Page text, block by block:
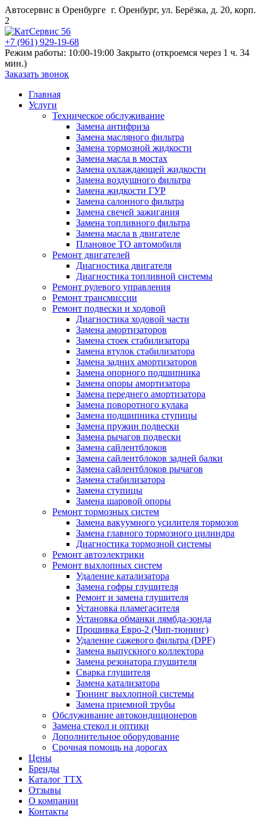
Автосервис в Оренбурге г. Оренбург, ул. Берёзка, д. 20, корп.
2
+7 (961) 929-19-68
Режим работы: 10:00-19:00 Закрыто (откроемся через 1 ч. 34
мин.)
Заказать звонок
Главная
Услуги
Техническое обслуживание
Замена антифриза
Замена масляного фильтра
Замена тормозной жидкости
Замена масла в мостах
Замена охлаждающей жидкости
Замена воздушного фильтра
Замена жидкости ГУР
Замена салонного фильтра
Замена свечей зажигания
Замена топливного фильтра
Замена масла в двигателе
Плановое ТО автомобиля
Ремонт двигателей
Диагностика двигателя
Диагностика топливной системы
Ремонт рулевого управления
Ремонт трансмиссии
Ремонт подвески и ходовой
Диагностика ходовой части
Замена амортизаторов
Замена стоек стабилизатора
Замена втулок стабилизатора
Замена задних амортизаторов
Замена опорного подшипника
Замена опоры амортизатора
Замена переднего амортизатора
Замена поворотного кулака
Замена подшипника ступицы
Замена пружин подвески
Замена рычагов подвески
Замена сайлентблоков
Замена сайлентблоков задней балки
Замена сайлентблоков рычагов
Замена стабилизатора
Замена ступицы
Замена шаровой опоры
Ремонт тормозных систем
Замена вакуумного усилителя тормозов
Замена главного тормозного цилиндра
Диагностика тормозной системы
Ремонт автоэлектрики
Ремонт выхлопных систем
Удаление катализатора
Замена гофры глушителя
Ремонт и замена глушителя
Установка пламегасителя
Установка обманки лямбда-зонда
Прошивка Евро-2 (Чип-тюнинг)
Удаление сажевого фильтра (DPF)
Замена выпускного коллектора
Замена резонатора глушителя
Сварка глушителя
Замена катализатора
Тюнинг выхлопной системы
Замена приемной трубы
Обслуживание автокондиционеров
Замена стекол и оптики
Дополнительное оборудование
Срочная помощь на дорогах
Цены
Бренды
Каталог ТТХ
Отзывы
О компании
Контакты